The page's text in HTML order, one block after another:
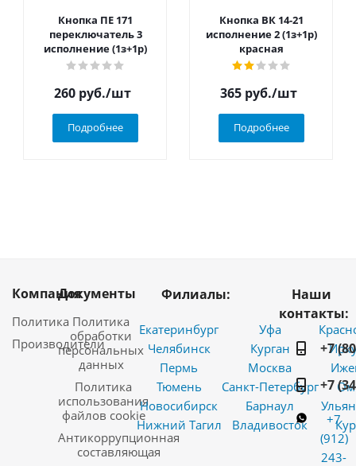
Кнопка ПЕ 171
переключатель 3
исполнение (1з+1р)
260 руб./шт
Подробнее
Кнопка ВК 14-21
исполнение 2 (1з+1р)
красная
365 руб./шт
Подробнее
Компания
Политика
Производители
Документы
Политика
обработки
персональных
данных
Политика
использования
файлов cookie
Антикоррупционная
составляющая
Филиалы:
Екатеринбург
Челябинск
Пермь
Тюмень
Новосибирск
Нижний Тагил
Уфа
Курган
Москва
Санкт-Петербург
Барнаул
Владивосток
Наши
контакты:
+7
+7
+7
(912)
243-